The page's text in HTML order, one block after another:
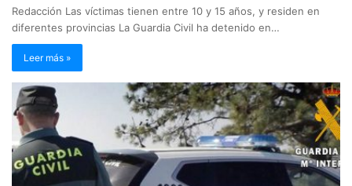
Redacción Las víctimas tienen entre 10 y 15 años, y residen en
diferentes provincias La Guardia Civil ha detenido en…
Leer más »